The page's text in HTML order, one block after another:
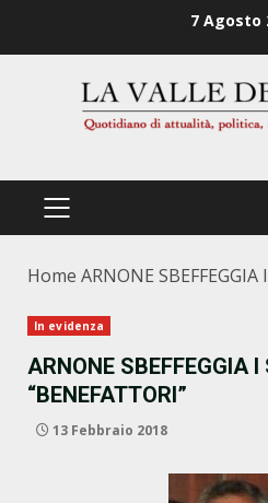
7 Agosto
PRIMÄRES
Home ARNONE
In evidenza
ARNONE SBEFFEGGIA I
“BENEFATTORI”
13 Febbraio 2018